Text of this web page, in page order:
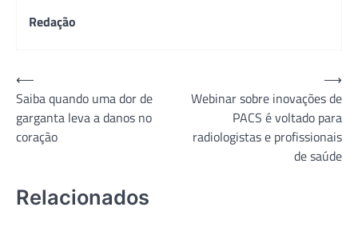
Redação
Navegação
de
Post
⟵
Saiba quando uma dor de
garganta leva a danos no
coração
Webinar sobre inovações de
PACS é voltado para
radiologistas e profissionais
de saúde
⟶
Relacionados